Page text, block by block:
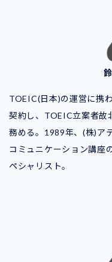
TOEIC(日本)の運営に携
契約し、TOEIC立案者故
務める。1989年、(株)ア
コミュニケーション講座
ペシャリスト。